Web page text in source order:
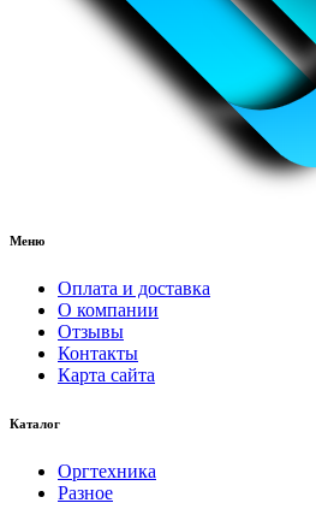
Меню
Оплата и доставка
О компании
Отзывы
Контакты
Карта сайта
Каталог
Оргтехника
Разное